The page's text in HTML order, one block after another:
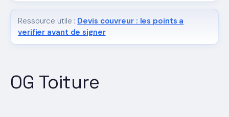
OG Toiture
Ressource utile : Devis couvreur : les points a
verifier avant de signer